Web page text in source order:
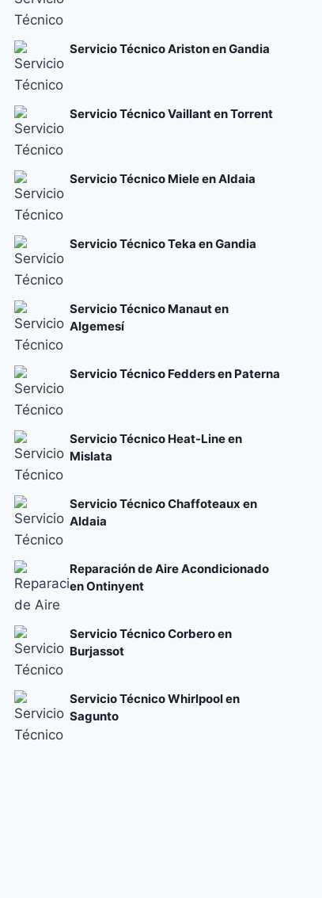
Servicio Técnico Ariston en Gandia
Servicio Técnico Vaillant en Torrent
Servicio Técnico Miele en Aldaia
Servicio Técnico Teka en Gandia
Servicio Técnico Manaut en
Algemesí
Servicio Técnico Fedders en Paterna
Servicio Técnico Heat-Line en
Mislata
Servicio Técnico Chaffoteaux en
Aldaia
Reparación de Aire Acondicionado
en Ontinyent
Servicio Técnico Corbero en
Burjassot
Servicio Técnico Whirlpool en
Sagunto